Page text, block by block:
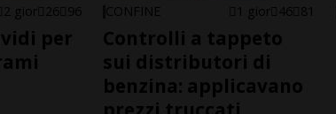
2 gior 26 96
per
CONFINE 1 gior 46 81
Controlli a tappeto
sui distributori di
benzina: applicavano